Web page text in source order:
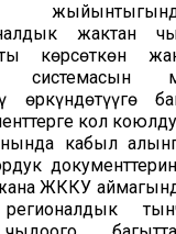
жактан
көрсөткөн
өркүндөтүүгө
кол
кабыл
ЖККУ